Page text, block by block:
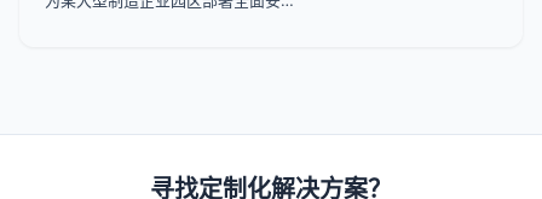
寻找定制化解决方案？